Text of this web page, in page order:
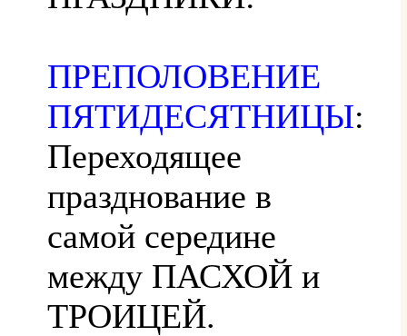
ПРЕПОЛОВЕНИЕ
ПЯТИДЕСЯТНИЦЫ:
Переходящее
празднование в
самой середине
между ПАСХОЙ и
ТРОИЦЕЙ.